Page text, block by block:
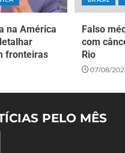
na América
fronteiras
Falso
com
Rio
07/08/
PELO MÊS